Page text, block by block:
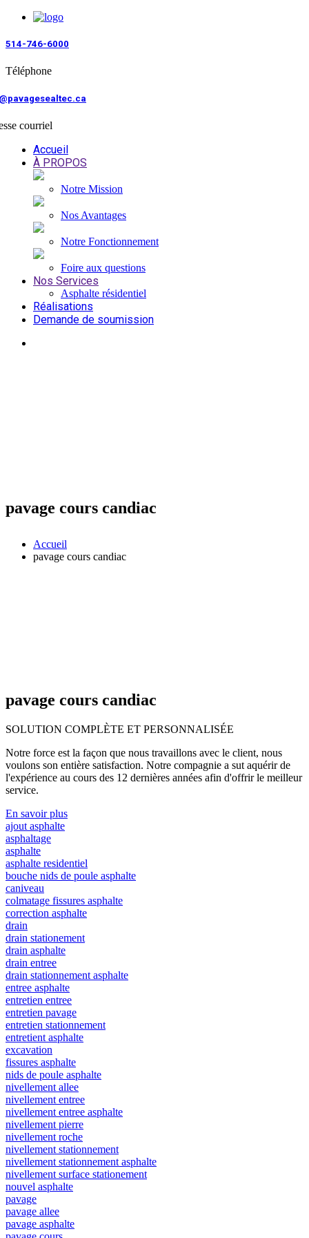
514-746-6000
Téléphone
courriel
Accueil
À PROPOS
Notre Mission
Nos Avantages
Notre Fonctionnement
Foire aux questions
Nos Services
Asphalte résidentiel
Réalisations
Demande de soumission
pavage cours candiac
Accueil
pavage cours candiac
pavage cours candiac
SOLUTION COMPLÈTE ET PERSONNALISÉE
Notre force est la façon que nous travaillons avec le client, nous
voulons son entière satisfaction. Notre compagnie a sut aquérir de
l'expérience au cours des 12 dernières années afin d'offrir le meilleur
service.
En savoir plus
ajout asphalte
asphaltage
asphalte
asphalte residentiel
bouche nids de poule asphalte
caniveau
colmatage fissures asphalte
correction asphalte
drain
drain stationement
drain asphalte
drain entree
drain stationnement asphalte
entree asphalte
entretien entree
entretien pavage
entretien stationnement
entretient asphalte
excavation
fissures asphalte
nids de poule asphalte
nivellement allee
nivellement entree
nivellement entree asphalte
nivellement pierre
nivellement roche
nivellement stationnement
nivellement stationnement asphalte
nivellement surface stationement
nouvel asphalte
pavage
pavage allee
pavage asphalte